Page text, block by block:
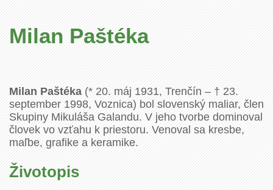
Milan Paštéka
Milan Paštéka(* 20. máj 1931, Trenčín – † 23.
september 1998, Voznica) bol slovenský maliar, člen
Skupiny Mikuláša Galandu. V jeho tvorbe dominoval
človek vo vzťahu k priestoru. Venoval sa kresbe,
maľbe, grafike a keramike.
Životopis